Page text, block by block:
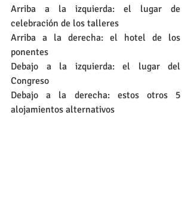
Arriba a la izquierda: el lugar de
celebración de los talleres
Arriba a la derecha: el hotel de los
ponentes
Debajo a la izquierda: el lugar del
Congreso
Debajo a la derecha: estos otros 5
alojamientos alternativos